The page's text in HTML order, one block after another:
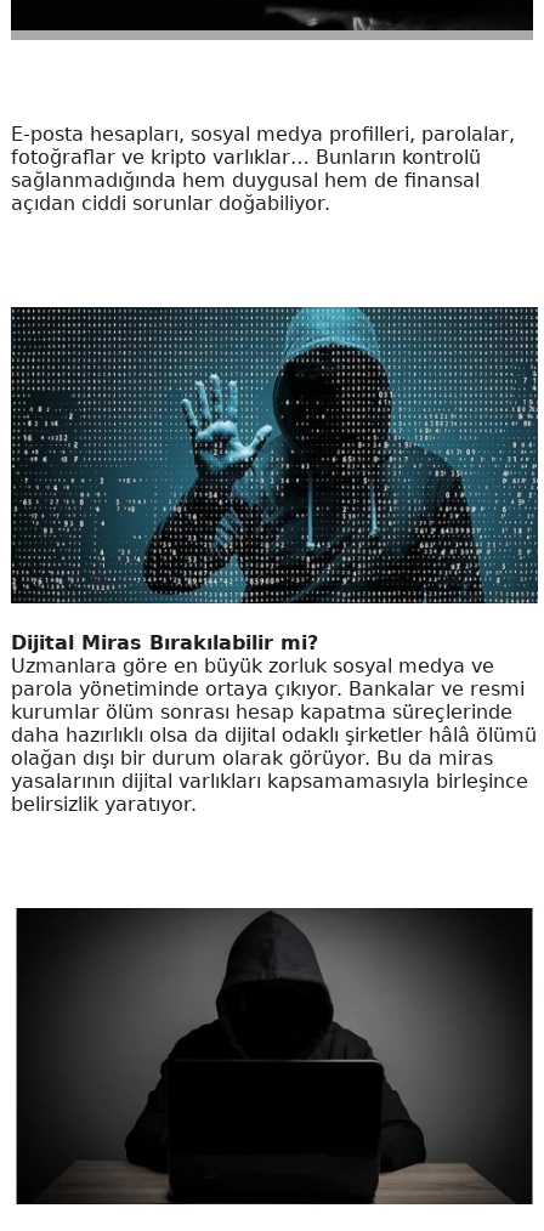
E-posta hesapları, sosyal medya profilleri, parolalar,
fotoğraflar ve kripto varlıklar… Bunların kontrolü
sağlanmadığında hem duygusal hem de finansal
açıdan ciddi sorunlar doğabiliyor.
Dijital Miras Bırakılabilir mi?
Uzmanlara göre en büyük zorluk sosyal medya ve
parola yönetiminde ortaya çıkıyor. Bankalar ve resmi
kurumlar ölüm sonrası hesap kapatma süreçlerinde
daha hazırlıklı olsa da dijital odaklı şirketler hâlâ ölümü
olağan dışı bir durum olarak görüyor. Bu da miras
yasalarının dijital varlıkları kapsamamasıyla birleşince
belirsizlik yaratıyor.